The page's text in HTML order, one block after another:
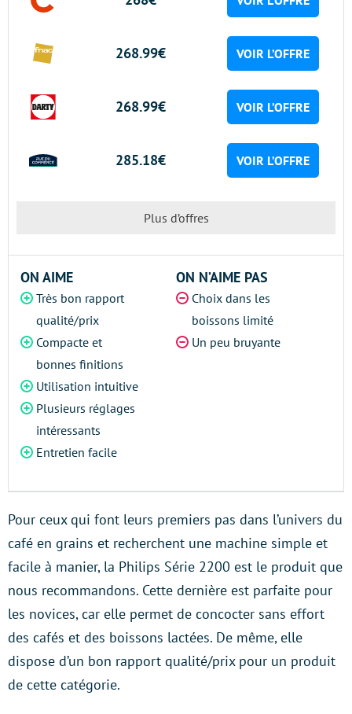
268.99€ VOIR L’OFFRE
268.99€ VOIR L’OFFRE
285.18€ VOIR L’OFFRE
Plus d’offres
ON AIME
Très bon rapport
qualité/prix
Compacte et
bonnes finitions
Utilisation intuitive
Plusieurs réglages
intéressants
Entretien facile
ON N’AIME PAS
Choix dans les
boissons limité
Un peu bruyante
Pour ceux qui font leurs premiers pas dans l’univers du
café en grains et recherchent une machine simple et
facile à manier, la Philips Série 2200 est le produit que
nous recommandons. Cette dernière est parfaite pour
les novices, car elle permet de concocter sans effort
des cafés et des boissons lactées. De même, elle
dispose d’un bon rapport qualité/prix pour un produit
de cette catégorie.